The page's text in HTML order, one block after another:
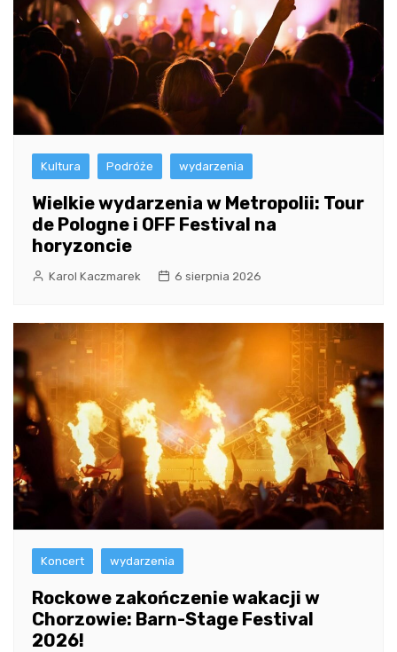
Kultura Podróże wydarzenia
Wielkie wydarzenia w Metropolii: Tour
de Pologne i OFF Festival na
horyzoncie
Karol Kaczmarek 6 sierpnia 2026
Koncert wydarzenia
Rockowe zakończenie wakacji w
Chorzowie: Barn-Stage Festival
2026!